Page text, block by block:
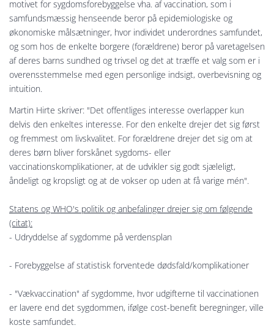
motivet for sygdomsforebyggelse vha. af vaccination, som i
samfundsmæssig henseende beror på epidemiologiske og
økonomiske målsætninger, hvor individet underordnes samfundet,
og som hos de enkelte borgere (forældrene) beror på varetagelsen
af deres barns sundhed og trivsel og det at træffe et valg som er i
overensstemmelse med egen personlige indsigt, overbevisning og
intuition.
Martin Hirte skriver: "Det offentliges interesse overlapper kun
delvis den enkeltes interesse. For den enkelte drejer det sig først
og fremmest om livskvalitet. For forældrene drejer det sig om at
deres børn bliver forskånet sygdoms- eller
vaccinationskomplikationer, at de udvikler sig godt sjæleligt,
åndeligt og kropsligt og at de vokser op uden at få varige mén".
Statens og WHO's politik og anbefalinger drejer sig om følgende
(citat):
- Udryddelse af sygdomme på verdensplan
- Forebyggelse af statistisk forventede dødsfald/komplikationer
- "Vækvaccination" af sygdomme, hvor udgifterne til vaccinationen
er lavere end det sygdommen, ifølge cost-benefit beregninger, ville
koste samfundet.